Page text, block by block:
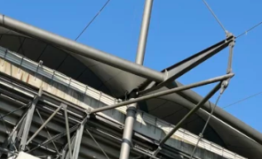
LIEDER...